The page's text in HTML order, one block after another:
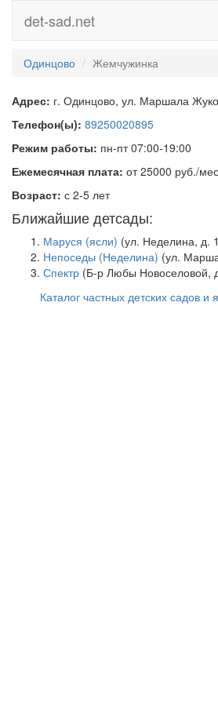
det-sad.net
Одинцово Жемчужинка
Адрес: г. Одинцово, ул. Маршала
Телефон(ы): 89250020895
Режим работы: пн-пт 07:00-19:00
Ежемесячная плата: от 25000 руб./
Возраст: с 2-5 лет
Ближайшие детсады:
Маруся (ясли) (ул. Неделина, д.
Непоседы (Неделина) (ул.
Спектр (Б-р Любы Новоселовой,
Каталог частных детских садов и